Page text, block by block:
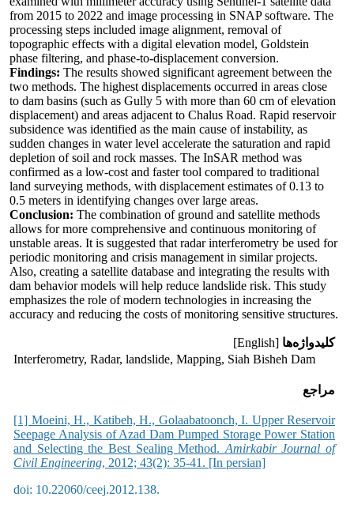
from 2015 to 2022 and image processing in SNAP software. The
processing steps included image alignment, removal of
topographic effects with a digital elevation model, Goldstein
phase filtering, and phase-to-displacement conversion.
Findings: The results showed significant agreement between the
two methods. The highest displacements occurred in areas close
to dam basins (such as Gully 5 with more than 60 cm of elevation
displacement) and areas adjacent to Chalus Road. Rapid reservoir
subsidence was identified as the main cause of instability, as
sudden changes in water level accelerate the saturation and rapid
depletion of soil and rock masses. The InSAR method was
confirmed as a low-cost and faster tool compared to traditional
land surveying methods, with displacement estimates of 0.13 to
0.5 meters in identifying changes over large areas.
Conclusion: The combination of ground and satellite methods
allows for more comprehensive and continuous monitoring of
unstable areas. It is suggested that radar interferometry be used for
periodic monitoring and crisis management in similar projects.
Also, creating a satellite database and integrating the results with
dam behavior models will help reduce landslide risk. This study
emphasizes the role of modern technologies in increasing the
accuracy and reducing the costs of monitoring sensitive structures.
کلیدواژه‌ها [English]
Interferometry, Radar, landslide, Mapping, Siah Bisheh Dam
مراجع
[1] Moeini, H., Katibeh, H., Golaabatoonch, I. Upper Reservoir
Seepage Analysis of Azad Dam Pumped Storage Power Station
and Selecting the Best Sealing Method. Amirkabir Journal of
Civil Engineering, 2012; 43(2): 35-41. [In persian]
doi: 10.22060/ceej.2012.138.